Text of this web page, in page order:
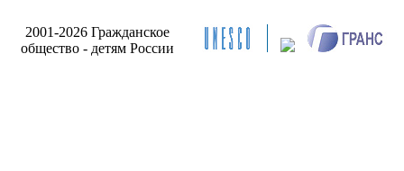
2001-2026 Гражданское
общество - детям России